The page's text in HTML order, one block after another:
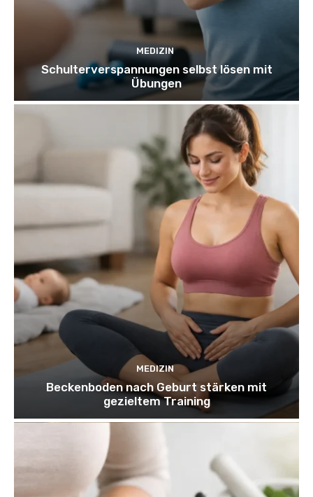
MEDIZIN
Schulterverspannungen selbst lösen mit
Übungen
MEDIZIN
Beckenboden nach Geburt stärken mit
gezieltem Training